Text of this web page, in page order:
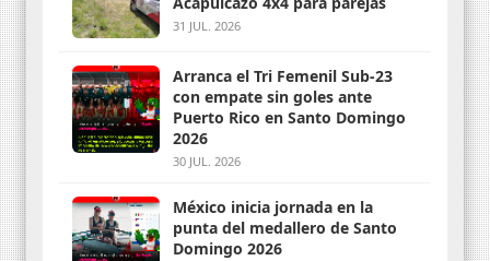
31 JUL. 2026
Arranca el Tri Femenil Sub-23
con empate sin goles ante
Puerto Rico en Santo Domingo
2026
30 JUL. 2026
México inicia jornada en la
punta del medallero de Santo
Domingo 2026